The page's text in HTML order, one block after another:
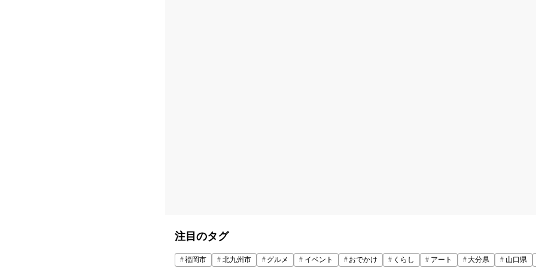
注目のタグ
福岡市 北九州市 グルメ イベント おでかけ くらし アート 大分県 山口県